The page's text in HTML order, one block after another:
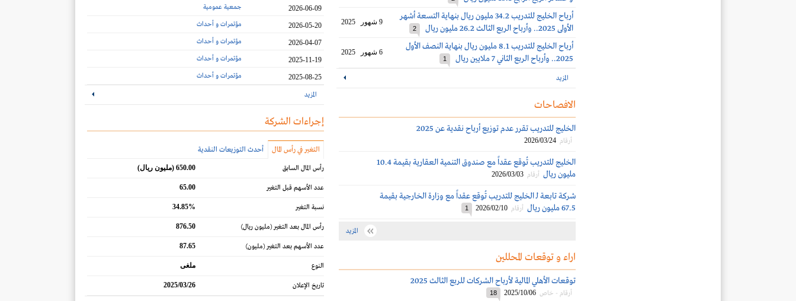
أرباح الخليج للتدريب 34.2 مليون ريال بنهاية التسعة أشهر
الأولى 2025.. وأرباح الربع الثالث 26.2 مليون ريال
2
9 شهور 2025
أرباح الخليج للتدريب 8.1 مليون ريال بنهاية النصف الأول
2025.. وأرباح الربع الثاني 7 ملايين ريال
1
6 شهور 2025
المزيد
الافصاحات
الخليج للتدريب تقرر عدم توزيع أرباح نقدية عن 2025
أرقام 2026/03/24
الخليج للتدريب تُوقع عقداً مع صندوق التنمية العقارية بقيمة 10.4
مليون ريال أرقام 2026/03/03
شركة تابعة لـ الخليج للتدريب تُوقع عقداً مع وزارة الخارجية بقيمة
67.5 مليون ريال
أرقام 2026/02/10
1
المزيد
اراء و توقعات المحللين
توقعات الأهلي المالية لأرباح الشركات للربع الثالث 2025
أرقام - خاص 2025/10/06
18
2026-06-09 جمعية عمومية
2026-05-20 مؤتمرات و أحداث
2026-04-07 مؤتمرات و أحداث
2025-11-19 مؤتمرات و أحداث
2025-08-25 مؤتمرات و أحداث
المزيد
إجراءات الشركة
التغير في رأس المال أحدث التوزيعات النقدية
رأس المال السابق 650.00 (مليون ريال)
عدد الأسهم قبل التغير 65.00
نسبة التغير 34.85%
رأس المال بعد التغير(مليون ريال) 876.50
عدد الأسهم بعد التغير(مليون) 87.65
النوع ملغى
تاريخ الإعلان 2025/03/26